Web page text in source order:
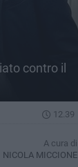
contro il
12.39
A cura di
NICOLA MICCIONE